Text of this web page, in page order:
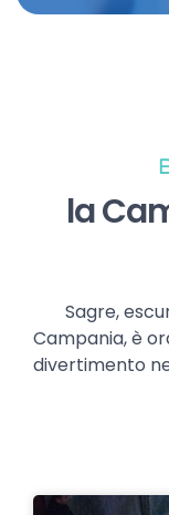
la
Sagre,
Campania, è
divertimento